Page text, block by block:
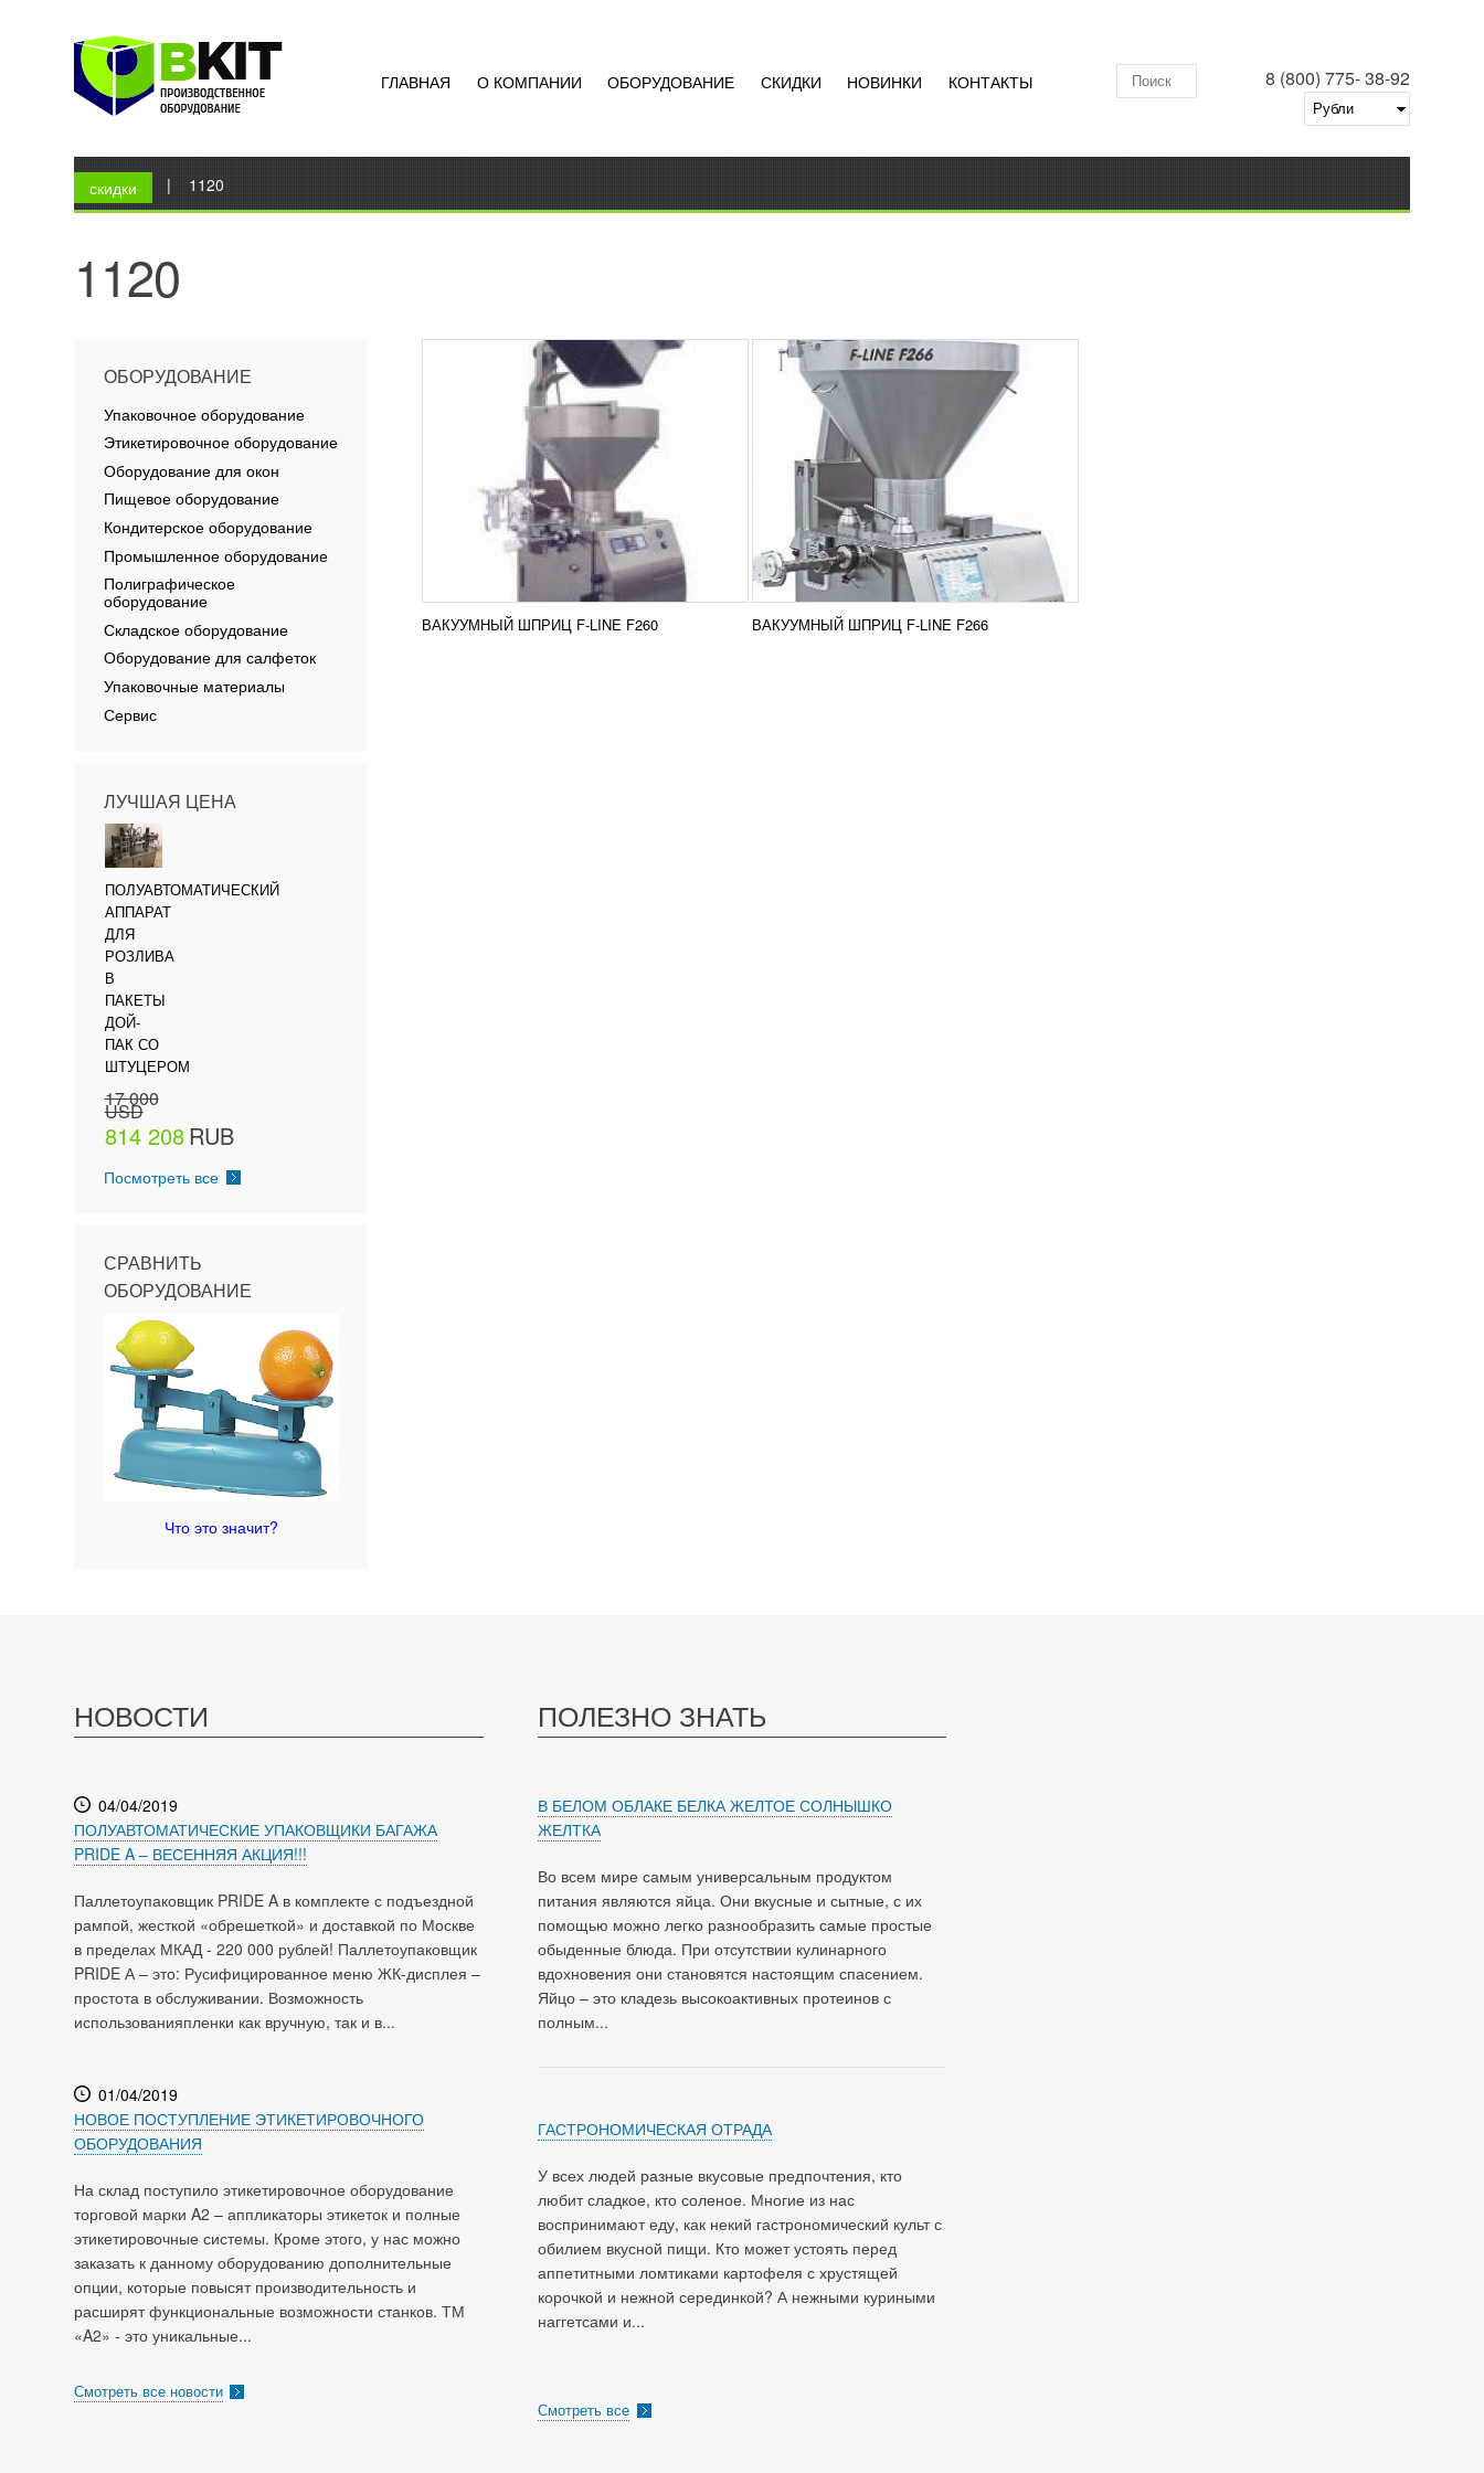
ГЛАВНАЯ О КОМПАНИИ ОБОРУДОВАНИЕ СКИДКИ НОВИНКИ КОНТАКТЫ
8 (800) 775- 38-92
Поиск по складу
Вы здесь
Главная | 1120
1120
УЗНАТЬ ЦЕНУ
Вакуумный шприц F-LINE F260
предназначен для перекручивания,
порционирования и непрерывного
ВАКУУМНЫЙ ШПРИЦ F-LINE F260
УЗНАТЬ ЦЕНУ
Вакуумный шприц F-LINE F266
предназначен для перекручивания,
порционирования и непрерывного
ВАКУУМНЫЙ ШПРИЦ F-LINE F266
ОБОРУДОВАНИЕ
Упаковочное оборудование
Этикетировочное оборудование
Оборудование для окон
Пищевое оборудование
Кондитерское оборудование
Промышленное оборудование
Полиграфическое
оборудование
Складское оборудование
Оборудование для салфеток
Упаковочные материалы
Сервис
ЛУЧШАЯ ЦЕНА
скидки
ПОЛУАВТОМАТИЧЕСКИЙ
АППАРАТ
ДЛЯ
РОЗЛИВА
В
ПАКЕТЫ
ДОЙ-
ПАК СО
ШТУЦЕРОМ
17 000
USD
814 208RUB
Посмотреть все
СРАВНИТЬ
ОБОРУДОВАНИЕ
Что это значит?
НОВОСТИ
04/04/2019
ПОЛУАВТОМАТИЧЕСКИЕ УПАКОВЩИКИ БАГАЖА
PRIDE A – ВЕСЕННЯЯ АКЦИЯ!!!
Паллетоупаковщик PRIDE A в комплекте с подъездной
рампой, жесткой «обрешеткой» и доставкой по Москве
в пределах МКАД - 220 000 рублей! Паллетоупаковщик
PRIDE А – это: Русифицированное меню ЖК-дисплея –
простота в обслуживании. Возможность
использованияпленки как вручную, так и в...
01/04/2019
НОВОЕ ПОСТУПЛЕНИЕ ЭТИКЕТИРОВОЧНОГО
ОБОРУДОВАНИЯ
На склад поступило этикетировочное оборудование
торговой марки A2 – аппликаторы этикеток и полные
этикетировочные системы. Кроме этого, у нас можно
заказать к данному оборудованию дополнительные
опции, которые повысят производительность и
расширят функциональные возможности станков. ТМ
«A2» - это уникальные...
Смотреть все новости
ПОЛЕЗНО ЗНАТЬ
В БЕЛОМ ОБЛАКЕ БЕЛКА ЖЕЛТОЕ СОЛНЫШКО
ЖЕЛТКА
Во всем мире самым универсальным продуктом
питания являются яйца. Они вкусные и сытные, с их
помощью можно легко разнообразить самые простые
обыденные блюда. При отсутствии кулинарного
вдохновения они становятся настоящим спасением.
Яйцо – это кладезь высокоактивных протеинов с
полным...
ГАСТРОНОМИЧЕСКАЯ ОТРАДА
У всех людей разные вкусовые предпочтения, кто
любит сладкое, кто соленое. Многие из нас
воспринимают еду, как некий гастрономический культ с
обилием вкусной пищи. Кто может устоять перед
аппетитными ломтиками картофеля с хрустящей
корочкой и нежной серединкой? А нежными куриными
наггетсами и...
Смотреть все